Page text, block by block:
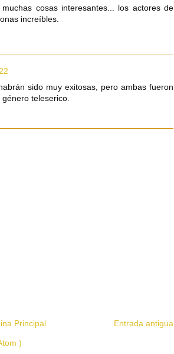
cosas interesantes... los actores de
increíbles.
sido muy exitosas, pero ambas fueron
teleserico.
Entrada antigua
Principal
)